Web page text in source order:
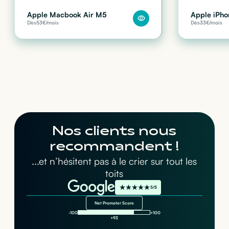
Apple Macbook Air M5
Dès53€/mois
Apple
Dès33€/mois
Nos clients nous
recommandent !
...et n’hésitent pas à le crier sur tout les
toits
5/5
Net Promoter Score
-100
+100
+93